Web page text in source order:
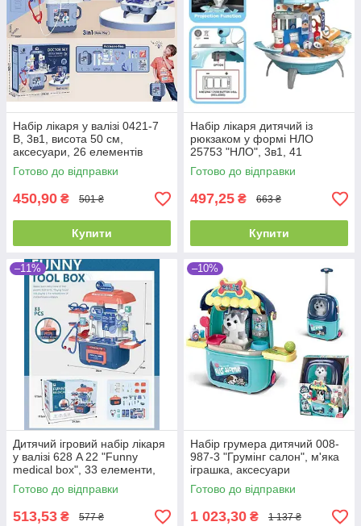
Набір лікаря у валізі 0421-7
В, 3в1, висота 50 см,
аксесуари, 26 елементів
Готово до відправки
450,90 ₴ 501 ₴
Купити
Набір лікаря дитячий із
рюкзаком у формі НЛО
25753 "НЛО", 3в1, 41
елемент, з проєктором
галактик, висота 46 см
Готово до відправки
497,25 ₴ 663 ₴
Купити
–11%
Дитячий ігровий набір лікаря
у валізі 628 A 22 "Funny
medical box", 33 елементи,
висота 42 см
Готово до відправки
513,53 ₴ 577 ₴
–10%
Набір грумера дитячий 008-
987-3 "Грумінг салон", м'яка
іграшка, аксесуари
Готово до відправки
1 023,30 ₴ 1 137 ₴